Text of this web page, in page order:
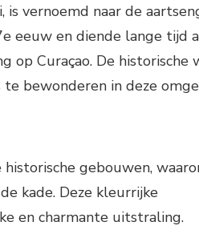
is vernoemd naar de
eeuw en diende lange tijd
op Curaçao. De historische
bewonderen in deze
gebouwen,
kade. Deze kleurrijke
en charmante uitstraling.